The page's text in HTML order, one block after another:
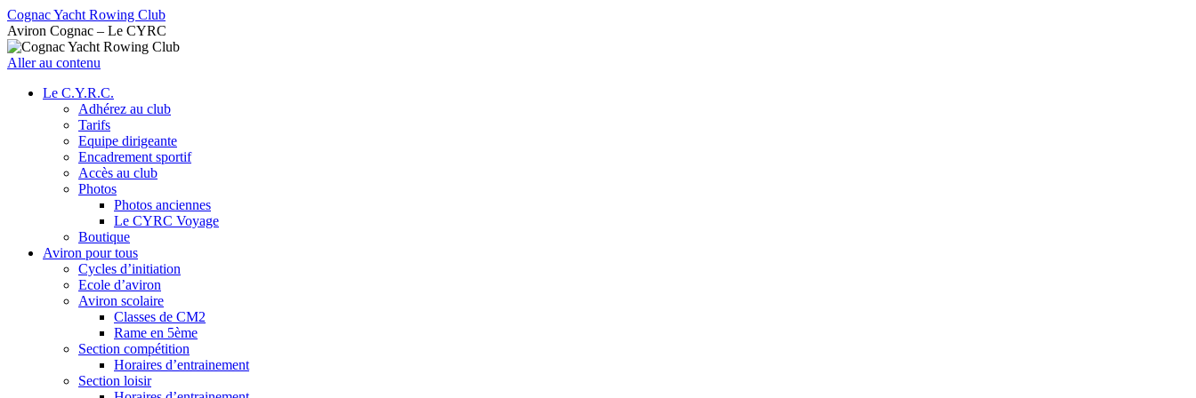
Cognac Yacht Rowing Club
Aviron Cognac – Le CYRC
Aller au contenu
Le C.Y.R.C.
Adhérez au club
Tarifs
Equipe dirigeante
Encadrement sportif
Accès au club
Photos
Photos anciennes
Le CYRC Voyage
Boutique
Aviron pour tous
Cycles d’initiation
Ecole d’aviron
Aviron scolaire
Classes de CM2
Rame en 5ème
Section compétition
Horaires d’entrainement
Section loisir